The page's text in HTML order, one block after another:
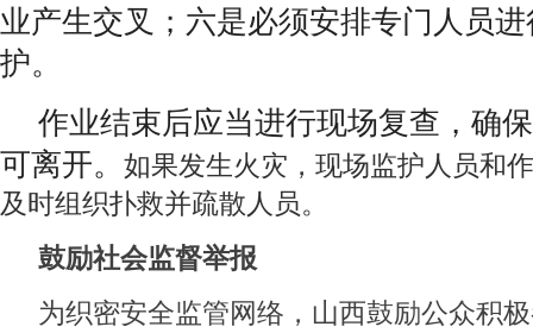
业产生交叉；六是必须安排专门人员
护。
作业结束后应当进行现场复查，确
可离开。 如果发生火灾，现场监护人员和
及时组织扑救并疏散人员。
鼓励社会监督举报
为织密安全监管网络，山西鼓励公众积